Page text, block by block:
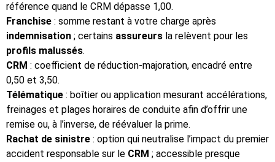
référence quand le CRM dépasse 1,00.
Franchise : somme restant à votre charge après
indemnisation ; certains assureurs la relèvent pour les
profils malussés.
CRM : coefficient de réduction-majoration, encadré entre
0,50 et 3,50.
Télématique : boîtier ou application mesurant accélérations,
freinages et plages horaires de conduite afin d’offrir une
remise ou, à l’inverse, de réévaluer la prime.
Rachat de sinistre : option qui neutralise l’impact du premier
accident responsable sur le CRM ; accessible presque